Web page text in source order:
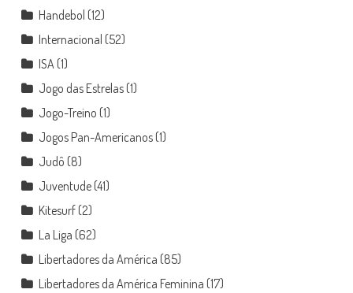
Handebol (12)
Internacional (52)
ISA(1)
Jogo das Estrelas(1)
Jogo-Treino (1)
Jogos Pan-Americanos(1)
Judô (8)
Juventude(41)
Kitesurf(2)
La Liga (62)
Libertadores da América (85)
Libertadores da América Feminina (17)